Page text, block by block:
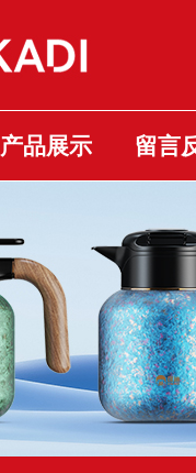
产品展示 留言